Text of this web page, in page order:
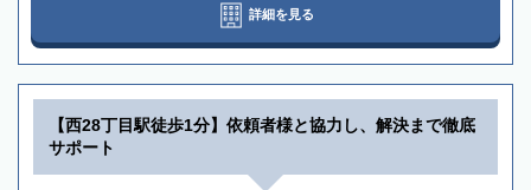
詳細を見る
【西28丁目駅徒歩1分】依頼者様と協力し、解決まで徹底
サポート